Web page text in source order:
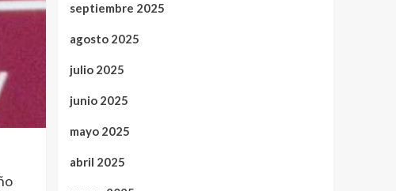
septiembre 2025
agosto 2025
julio 2025
junio 2025
mayo 2025
abril 2025